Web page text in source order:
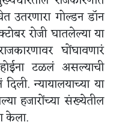
उतरणारा गोल्डन डॉन
रोजी घातलेल्या या
घोंघावणारं
टळलं असल्याची
न्यायालयाच्या या
हजारोंच्या संख्येतील
केला.